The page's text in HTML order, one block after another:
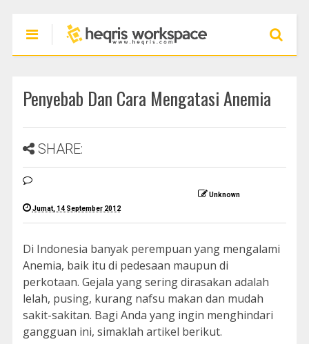
Penyebab Dan Cara Mengatasi Anemia
SHARE:
Unknown
Jumat, 14 September 2012
Di Indonesia banyak perempuan yang mengalami
Anemia, baik itu di pedesaan maupun di
perkotaan. Gejala yang sering dirasakan adalah
lelah, pusing, kurang nafsu makan dan mudah
sakit-sakitan. Bagi Anda yang ingin menghindari
gangguan ini, simaklah artikel berikut.